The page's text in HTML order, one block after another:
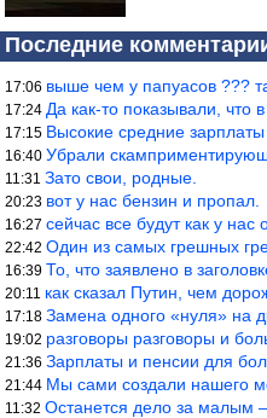
Последние
17:06 выше чем у папуасов ??? так у них вообще
17:24 Да как-то показывали, что в Великобритании вообще
17:15 Высокие средние зарплаты говорят о заоблачных
16:40 Убрали скамприментирующего себя марианетку, кто
11:31 Зато свои, родные.
20:23 вот у нас бензин и пропал.
16:27 сейчас все будут как у нас
22:42 Один из самых грешных грехов — считать себя
16:39 То, что заявлено в заголовке статьи противоречит
20:11 как сказал Путин, чем дороже доллар тем дороже
17:18 Замена одного «нуля» на другого «нуля» в рамках
19:02 разговоры разговоры и больше ни чего 9я
21:36 Зарплаты и пенсии для большинства населения в
21:44 Мы сами создали нашего могильщика, это ИИ. Он нас
11:32 Останется дело за малым — освободить планету